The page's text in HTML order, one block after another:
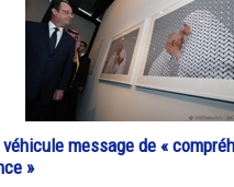
message de «
»